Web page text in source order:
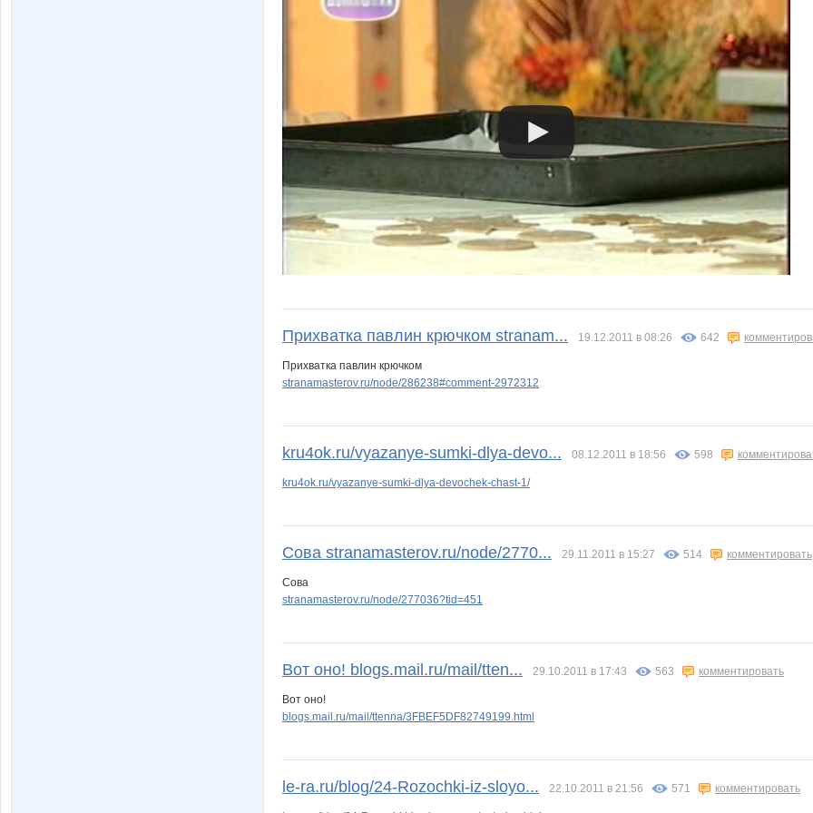
Прихватка павлин крючком stranam... 19.12.2011 в 08:26 642
Прихватка павлин крючком
stranamasterov.ru/node/286238#comment-2972312
kru4ok.ru/vyazanye-sumki-dlya-devo... 08.12.2011 в 18:56 598
kru4ok.ru/vyazanye-sumki-dlya-devochek-chast-1/
Сова stranamasterov.ru/node/2770... 29.11.2011 в 15:27 514 комментировать
Сова
stranamasterov.ru/node/277036?tid=451
Вот оно! blogs.mail.ru/mail/tten... 29.10.2011 в 17:43 563 комментировать
Вот оно!
blogs.mail.ru/mail/ttenna/3FBEF5DF82749199.html
le-ra.ru/blog/24-Rozochki-iz-sloyo... 22.10.2011 в 21:56 571 комментировать